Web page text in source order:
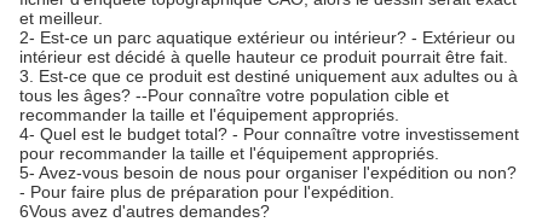
et meilleur.
2- Est-ce un parc aquatique extérieur ou intérieur? - Extérieur ou
intérieur est décidé à quelle hauteur ce produit pourrait être fait.
3. Est-ce que ce produit est destiné uniquement aux adultes ou à
tous les âges? --Pour connaître votre population cible et
recommander la taille et l'équipement appropriés.
4- Quel est le budget total? - Pour connaître votre investissement
pour recommander la taille et l'équipement appropriés.
5- Avez-vous besoin de nous pour organiser l'expédition ou non?
- Pour faire plus de préparation pour l'expédition.
6Vous avez d'autres demandes?